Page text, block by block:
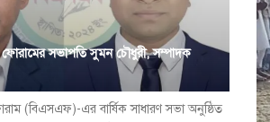
ফোরামের সভাপতি সুমন চৌধুরী, সম্পাদক
(বিএসএফ)-এর বার্ষিক সাধারণ সভা অনুষ্ঠিত